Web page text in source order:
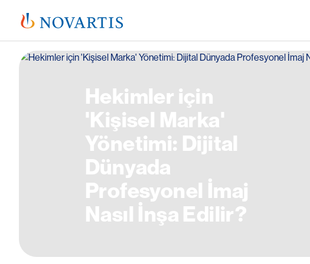
Image
Hekimler için
'Kişisel Marka'
Yönetimi: Dijital
Dünyada
Profesyonel İmaj
Nasıl İnşa Edilir?